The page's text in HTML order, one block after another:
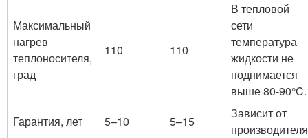
Максимальный
нагрев
теплоносителя,
град
110 110
В тепловой
сети
температура
жидкости не
поднимается
выше 80-90°C.
Гарантия, лет
5–10 5–15
Зависит от